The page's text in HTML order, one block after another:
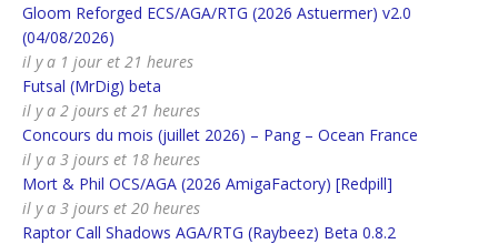
Gloom Reforged ECS/AGA/RTG (2026 Astuermer) v2.0
(04/08/2026)
il y a 1 jour et 21 heures
Futsal (MrDig) beta
il y a 2 jours et 21 heures
Concours du mois (juillet 2026) – Pang – Ocean France
il y a 3 jours et 18 heures
Mort & Phil OCS/AGA (2026 AmigaFactory) [Redpill]
il y a 3 jours et 20 heures
Raptor Call Shadows AGA/RTG (Raybeez) Beta 0.8.2